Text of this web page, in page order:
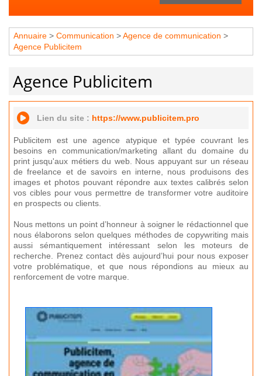
Annuaire > Communication >Agence de communication >
Agence Publicitem
Agence Publicitem
Lien du site : https://www.publicitem.pro
Publicitem est une agence atypique et typée couvrant les
besoins en communication/marketing allant du domaine du
print jusqu'aux métiers du web. Nous appuyant sur un réseau
de freelance et de savoirs en interne, nous produisons des
images et photos pouvant répondre aux textes calibrés selon
vos cibles pour vous permettre de transformer votre auditoire
en prospects ou clients.
Nous mettons un point d’honneur à soigner le rédactionnel que
nous élaborons selon quelques méthodes de copywriting mais
aussi sémantiquement intéressant selon les moteurs de
recherche. Prenez contact dès aujourd’hui pour nous exposer
votre problématique, et que nous répondions au mieux au
renforcement de votre marque.